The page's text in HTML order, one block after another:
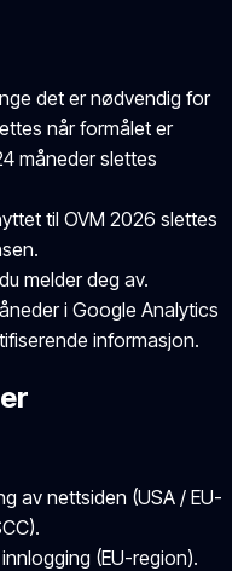
det er nødvendig for
når formålet er
måneder slettes
til OVM 2026 slettes
melder deg av.
i Google Analytics
informasjon.
av nettsiden (USA / EU-
(EU-region).